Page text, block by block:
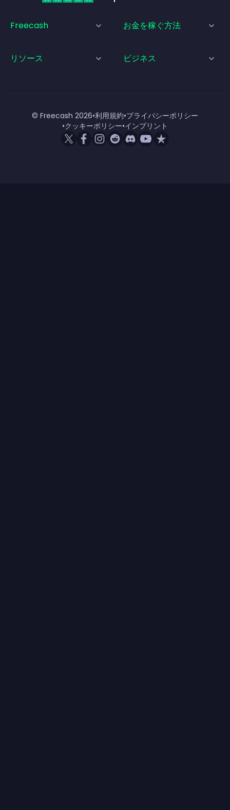
Freecash お金を稼ぐ方法
リソース ビジネス
© Freecash 2026•利用規約•プライバシーポリシー
•クッキーポリシー•インプリント